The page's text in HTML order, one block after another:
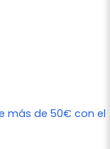
más de 50€ con el